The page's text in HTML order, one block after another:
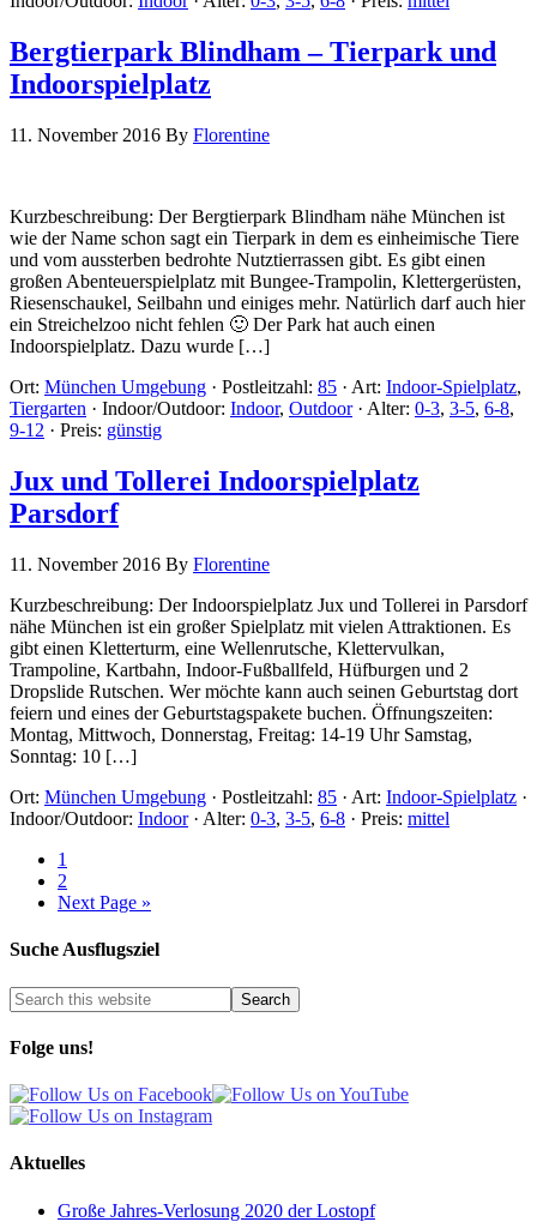
Bergtierpark Blindham – Tierpark und
Indoorspielplatz
11. November 2016 By Florentine
Kurzbeschreibung: Der Bergtierpark Blindham nähe München ist
wie der Name schon sagt ein Tierpark in dem es einheimische Tiere
und vom aussterben bedrohte Nutztierrassen gibt. Es gibt einen
großen Abenteuerspielplatz mit Bungee-Trampolin, Klettergerüsten,
Riesenschaukel, Seilbahn und einiges mehr. Natürlich darf auch hier
ein Streichelzoo nicht fehlen 🙂 Der Park hat auch einen
Indoorspielplatz. Dazu wurde […]
Ort: München Umgebung · Postleitzahl: 85 · Art: Indoor-Spielplatz,
Tiergarten · Indoor/Outdoor: Indoor, Outdoor· Alter: 0-3, 3-5, 6-8,
9-12 · Preis: günstig
Jux und Tollerei Indoorspielplatz
Parsdorf
11. November 2016 By Florentine
Kurzbeschreibung: Der Indoorspielplatz Jux und Tollerei in Parsdorf
nähe München ist ein großer Spielplatz mit vielen Attraktionen. Es
gibt einen Kletterturm, eine Wellenrutsche, Klettervulkan,
Trampoline, Kartbahn, Indoor-Fußballfeld, Hüfburgen und 2
Dropslide Rutschen. Wer möchte kann auch seinen Geburtstag dort
feiern und eines der Geburtstagspakete buchen. Öffnungszeiten:
Montag, Mittwoch, Donnerstag, Freitag: 14-19 Uhr Samstag,
Sonntag: 10 […]
Ort: München Umgebung · Postleitzahl: 85 · Art: Indoor-Spielplatz ·
Indoor/Outdoor: Indoor· Alter: 0-3, 3-5, 6-8 · Preis: mittel
1
2
Next Page »
Suche Ausflugsziel
Folge uns!
Aktuelles
Große Jahres-Verlosung 2020 der Lostopf